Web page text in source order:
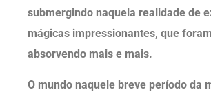
submergindo naquela realidade de
mágicas impressionantes, que
absorvendo mais e mais.
O mundo naquele breve período da